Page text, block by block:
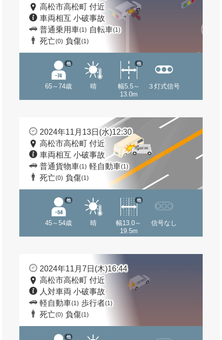
高松市高松町 付近
車両相互 小破事故
普通乗用車(1) 自転車(1)
死亡(0) 負傷(1)
65～74歳
他
晴
幅5.5～
13.0m
他
３灯式信号
2024年11月13日(水)12:30
高松市高松町 付近
車両相互 小破事故
普通貨物車(1) 軽自動車(1)
死亡(0) 負傷(1)
45～54歳
他
晴
幅13.0～
19.5m
他
信号なし
2024年11月7日(木)16:44
高松市高松町 付近
人対車両 小破事故
軽自動車(1) 歩行者(1)
死亡(0) 負傷(1)
他